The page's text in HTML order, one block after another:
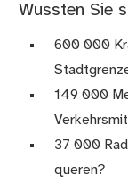
Wussten Sie
600 000
149 000
37 000
queren?